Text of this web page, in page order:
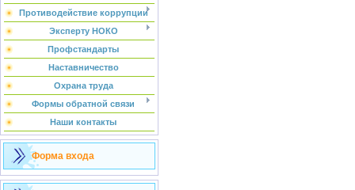
Противодействие коррупции
Эксперту НОКО
Профстандарты
Наставничество
Охрана труда
Формы обратной связи
Наши контакты
Форма входа